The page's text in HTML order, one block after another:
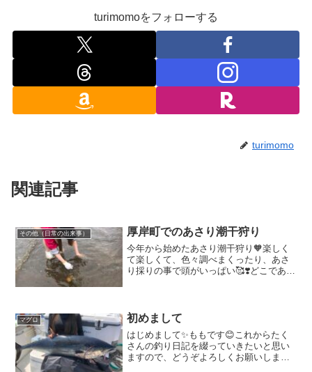
turimomoをフォローする
turimomo
関連記事
その他（日常の出来事） 厚岸町でのあさり潮干狩り
今年から始めたあさり潮干狩り🧡楽しく
て楽しくて、色々調べまくったり、あさ
り採りの事で頭がいっぱい🥰❣️どこであさ
岸町と言えば、思い出...
マグロ 初めまして
はじめまして✨ももです😊これからたく
さんの釣り日記を綴っていきたいと思い
ますので、どうぞよろしくお願いします